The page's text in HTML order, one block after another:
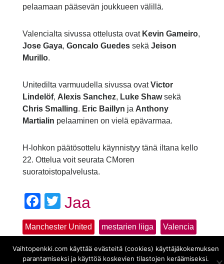
pelaamaan pääsevän joukkueen välillä.
Valencialta sivussa ottelusta ovat Kevin Gameiro,
Jose Gaya, Goncalo Guedessekä Jeison
Murillo.
Unitedilta varmuudella sivussa ovatVictor
Lindelöf, Alexis Sanchez, Luke Shawsekä
Chris Smalling. Eric Baillyn ja Anthony
Martialin pelaaminen on vielä epävarmaa.
H-lohkon päätösottelu käynnistyy tänä iltana kello
22. Ottelua voit seurata CMoren
suoratoistopalvelusta.
Facebook
Twitter
Jaa
Manchester United mestarien liiga Valencia
Vaihtopenkki.com käyttää evästeitä (cookies) käyttäjäkokemuksen
parantamiseksi ja käyttöä koskevien tilastojen keräämiseksi.